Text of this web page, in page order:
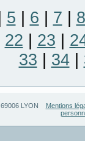
5 6 7
8
22 23
33
34|
69006 LYON
Mentions